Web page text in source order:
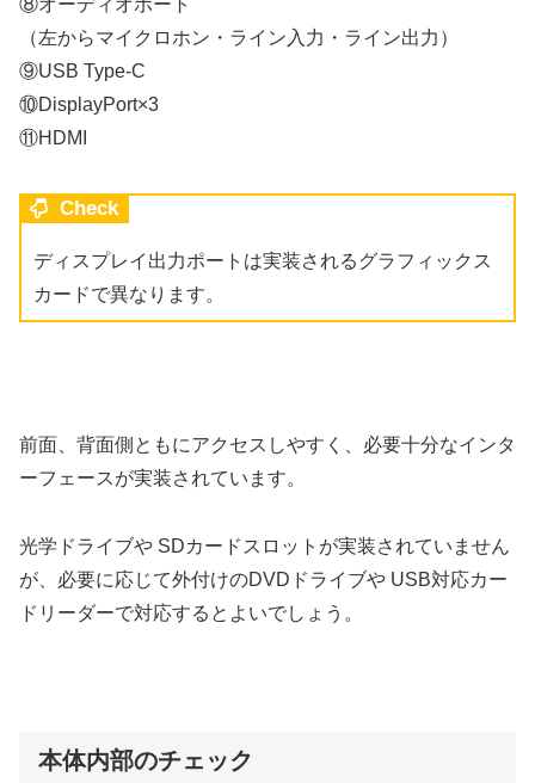
⑧オーディオポート
（左からマイクロホン・ライン入力・ライン出力）
⑨USB Type-C
⑩DisplayPort×3
⑪HDMI
Check
ディスプレイ出力ポートは実装されるグラフィックス
カードで異なります。
前面、背面側ともにアクセスしやすく、必要十分なインタ
ーフェースが実装されています。
光学ドライブや SDカードスロットが実装されていません
が、必要に応じて外付けのDVDドライブや USB対応カー
ドリーダーで対応するとよいでしょう。
本体内部のチェック